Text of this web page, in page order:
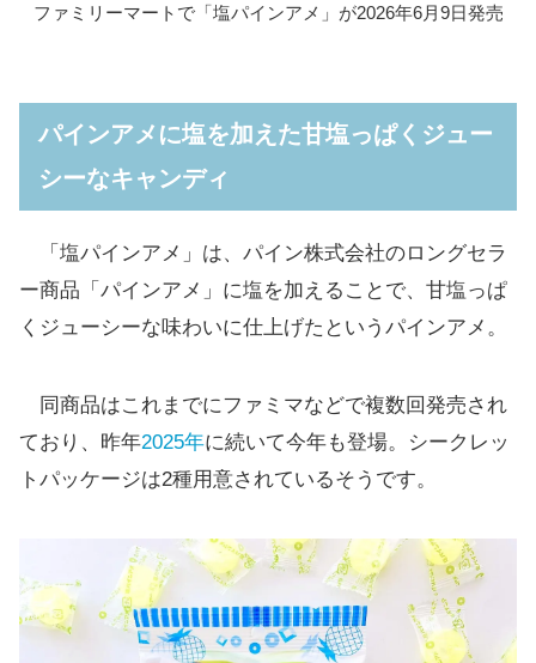
ファミリーマートで「塩パインアメ」が2026年6月9日発売